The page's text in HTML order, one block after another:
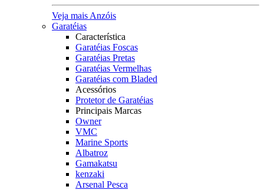
Veja mais Anzóis
Garatéias
Característica
Garatéias Foscas
Garatéias Pretas
Garatéias Vermelhas
Garatéias com Bladed
Acessórios
Protetor de Garatéias
Principais Marcas
Owner
VMC
Marine Sports
Albatroz
Gamakatsu
kenzaki
Arsenal Pesca